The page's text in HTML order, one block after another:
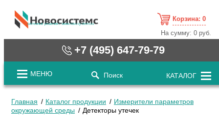
cистемные решения / www.novosystems.ru
Корзина: 0
На сумму:0 руб.
+7 (495) 647-79-79
МЕНЮ Поиск КАТАЛОГ
Главная Каталог продукции
Измерители параметров
окружающей среды
Детекторы утечек